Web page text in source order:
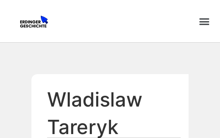
Wladislaw
Tareryk